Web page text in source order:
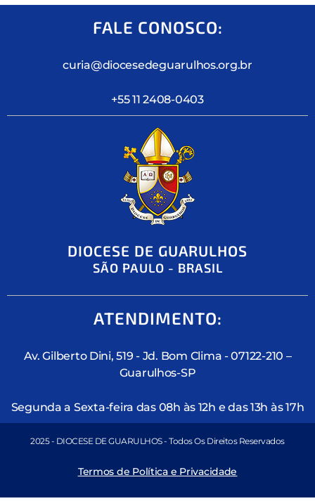
FALE CONOSCO:
curia@diocesedeguarulhos.org.br
+55 11 2408-0403
DIOCESE DE GUARULHOS
SÃO PAULO - BRASIL
ATENDIMENTO:
Av. Gilberto Dini, 519 - Jd. Bom Clima - 07122-210 –
Guarulhos-SP
Segunda a Sexta-feira das 08h às 12h e das 13h às 17h
2025 - DIOCESE DE GUARULHOS - Todos Os Direitos Reservados
Termos de Política e Privacidade